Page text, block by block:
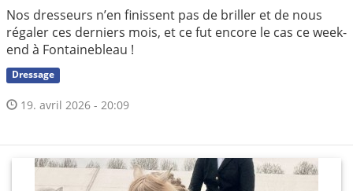
Nos dresseurs n’en finissent pas de briller et de nous
régaler ces derniers mois, et ce fut encore le cas ce week-
end à Fontainebleau !
Dressage
19. avril 2026 - 20:09